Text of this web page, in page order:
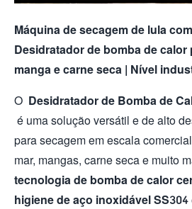
Máquina de secagem de lula
Desidratador de bomba de calor
manga e carne seca | Nível
O Desidratador de Bomba de
é uma solução versátil e de alto
para secagem em escala
mar, mangas, carne seca e muito
tecnologia de bomba de calor
higiene de aço inoxidável SS304